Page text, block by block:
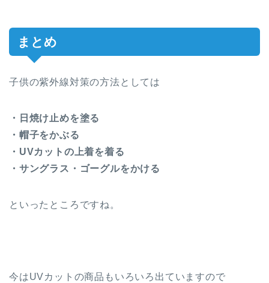
まとめ
子供の紫外線対策の方法としては
・日焼け止めを塗る
・帽子をかぶる
・UVカットの上着を着る
・サングラス・ゴーグルをかける
といったところですね。
今はUVカットの商品もいろいろ出ていますので